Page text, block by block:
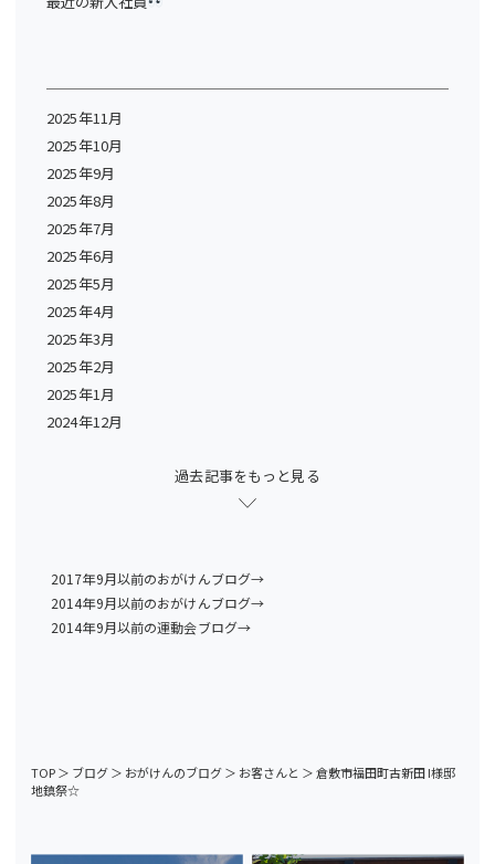
2025年11月
2025年10月
2025年9月
2025年8月
2025年7月
2025年6月
2025年5月
2025年4月
2025年3月
2025年2月
2025年1月
2024年12月
過去記事をもっと見る
2017年9月以前のおがけんブログ→
2014年9月以前のおがけんブログ→
2014年9月以前の運動会ブログ→
TOP＞ ブログ＞ おがけんのブログ＞ お客さんと ＞倉敷市福田町古新田 I様邸
地鎮祭☆